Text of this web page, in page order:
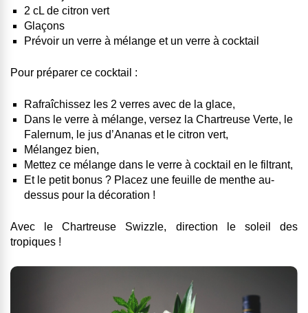
2 cL de citron vert
Glaçons
Prévoir un verre à mélange et un verre à cocktail
Pour préparer ce cocktail :
Rafraîchissez les 2 verres avec de la glace,
Dans le verre à mélange, versez la Chartreuse Verte, le
Falernum, le jus d’Ananas et le citron vert,
Mélangez bien,
Mettez ce mélange dans le verre à cocktail en le filtrant,
Et le petit bonus ? Placez une feuille de menthe au-
dessus pour la décoration !
Avec le Chartreuse Swizzle, direction le soleil des
tropiques !